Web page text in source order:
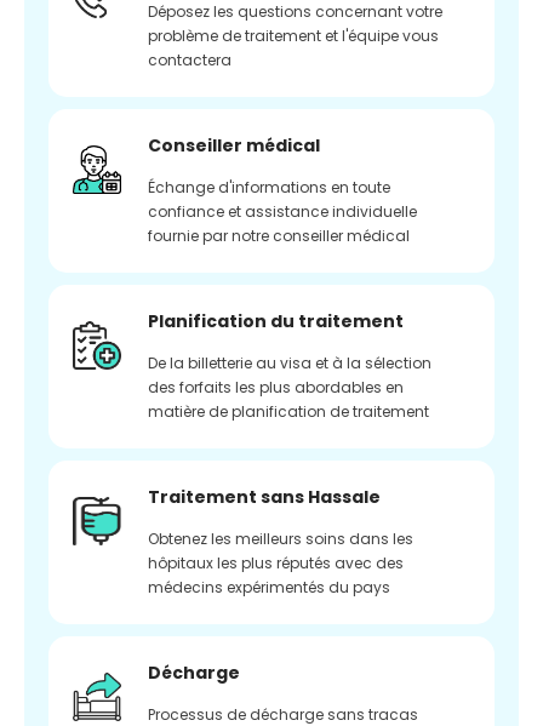
Déposez les questions concernant votre
problème de traitement et l'équipe vous
contactera
Conseiller médical
Échange d'informations en toute
confiance et assistance individuelle
fournie par notre conseiller médical
Planification du traitement
De la billetterie au visa et à la sélection
des forfaits les plus abordables en
matière de planification de traitement
Traitement sans Hassale
Obtenez les meilleurs soins dans les
hôpitaux les plus réputés avec des
médecins expérimentés du pays
Décharge
Processus de décharge sans tracas